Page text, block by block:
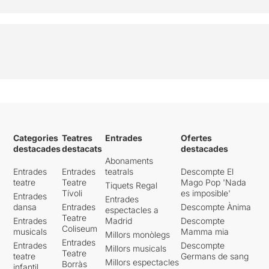
encara més malestar.
Després de la funció, i de
manera ja anunciada hi
havia un col·loqui moderat
per la representant de
Enraona Teatreamb
professionals de ITA
(Instituts de Trastorns de
l’Alimentació) i per les
mateixes actrius que no
Categories
destacades
Entrades
teatre
Entrades
dansa
Entrades
musicals
Entrades
teatre
infantil
Teatres
destacats
Entrades
Teatre
Tívoli
Entrades
Teatre
Coliseum
Entrades
Teatre
Borràs
Entrades
Abonaments
teatrals
Tiquets Regal
Entrades
espectacles a
Madrid
Millors monòlegs
Millors musicals
Millors espectacles
Ofertes
destacades
Descompte El
Mago Pop 'Nada
es imposible'
Descompte Ànima
Descompte
Mamma mia
Descompte
Germans de sang